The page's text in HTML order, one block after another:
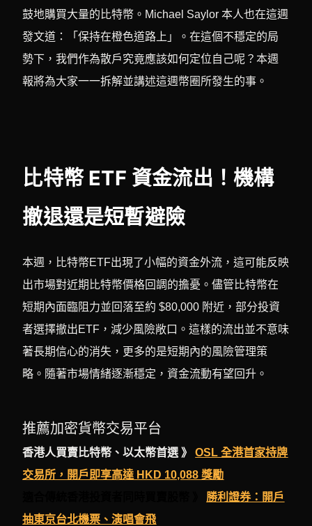
鼓地購買大量的比特幣。Michael Saylor 本人也在這週
發文道：「保持在橙色道路上」。在這個不穩定的局
勢下，我們作為散戶究竟應該如何定位自己呢？本週
報將為大家一一拆解並講述這週幣圈所發生的事。
比特幣 ETF 資金流出！機構
撤退還是短暫避險
本週，比特幣ETF出現了小幅的資金外流，這可能反映
出市場對近期比特幣價格回調的擔憂。儘管比特幣在
短期內面臨阻力並回落至約 $80,000 附近，部分投資
者選擇撤出ETF，減少風險敞口。這樣的流出並不意味
著長期信心的消失，更多的是短期內的風險管理策
略。隨著市場情緒逐漸穩定，資金流動有望回升。
推薦加密貨幣交易平台
香港人買賣比特幣、以太幣首選 》OSL 全港首家持牌
交易所，開戶即享高達 HKD 10,088 獎勵
勝利證券：開戶
抽東京台北機票、演唱會飛